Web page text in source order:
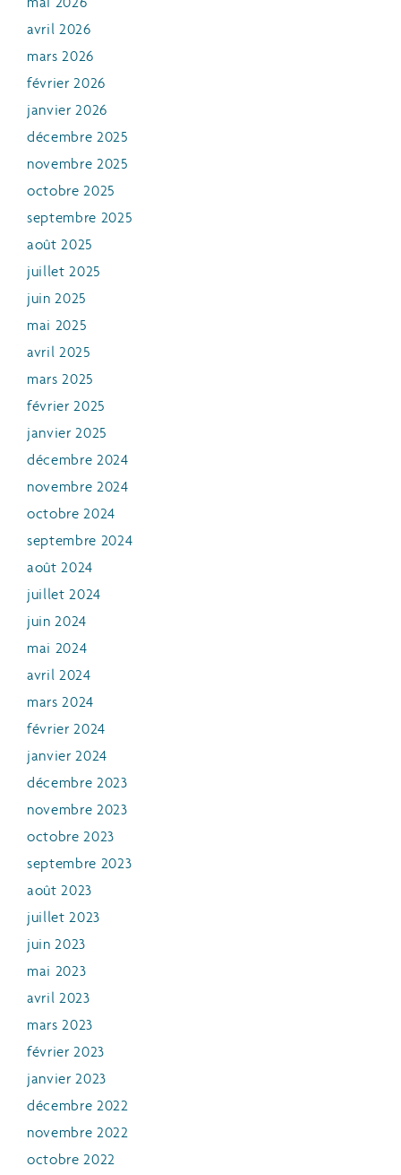
mai 2026
avril 2026
mars 2026
février 2026
janvier 2026
décembre 2025
novembre 2025
octobre 2025
septembre 2025
août 2025
juillet 2025
juin 2025
mai 2025
avril 2025
mars 2025
février 2025
janvier 2025
décembre 2024
novembre 2024
octobre 2024
septembre 2024
août 2024
juillet 2024
juin 2024
mai 2024
avril 2024
mars 2024
février 2024
janvier 2024
décembre 2023
novembre 2023
octobre 2023
septembre 2023
août 2023
juillet 2023
juin 2023
mai 2023
avril 2023
mars 2023
février 2023
janvier 2023
décembre 2022
novembre 2022
octobre 2022